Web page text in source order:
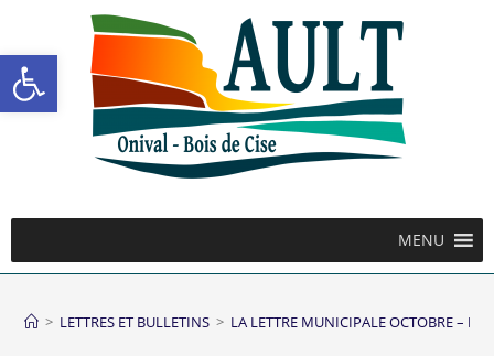
Ouvrir la barre d’outils
MENU
> LETTRES ET BULLETINS > LA LETTRE MUNICIPALE OCTOBRE –